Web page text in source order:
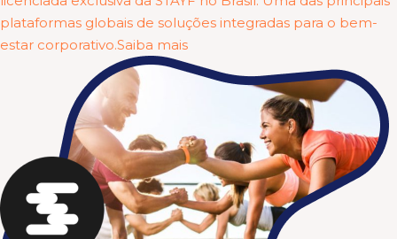
plataformas globais de soluções integradas para o bem-
estar corporativo.Saiba mais